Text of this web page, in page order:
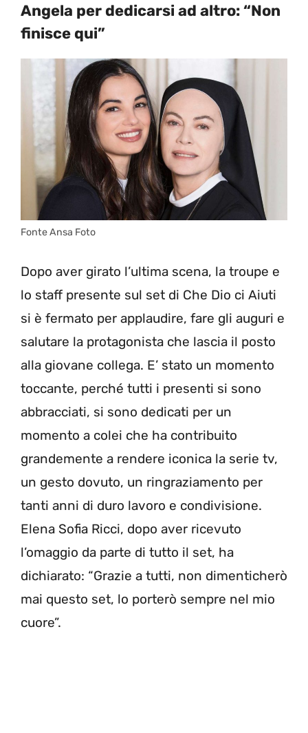
Angela per dedicarsi ad altro: “Non
finisce qui”
Fonte Ansa Foto
Dopo aver girato l’ultima scena, la troupe e
lo staff presente sul set di Che Dio ci Aiuti
si è fermato per applaudire, fare gli auguri e
salutare la protagonista che lascia il posto
alla giovane collega. E’ stato un momento
toccante, perché tutti i presenti si sono
abbracciati, si sono dedicati per un
momento a colei che ha contribuito
grandemente a rendere iconica la serie tv,
un gesto dovuto, un ringraziamento per
tanti anni di duro lavoro e condivisione.
Elena Sofia Ricci, dopo aver ricevuto
l’omaggio da parte di tutto il set, ha
dichiarato: “Grazie a tutti, non dimenticherò
mai questo set, lo porterò sempre nel mio
cuore”.